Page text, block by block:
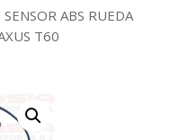
SENSOR ABS RUEDA
T60